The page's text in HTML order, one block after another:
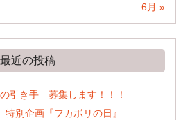
6月 »
最近の投稿
引き手 募集します！！！
別企画『フカボリの日』